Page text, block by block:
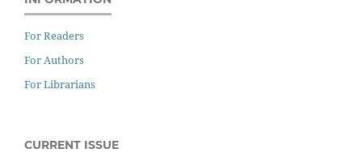
For Readers
For Authors
For Librarians
CURRENT ISSUE